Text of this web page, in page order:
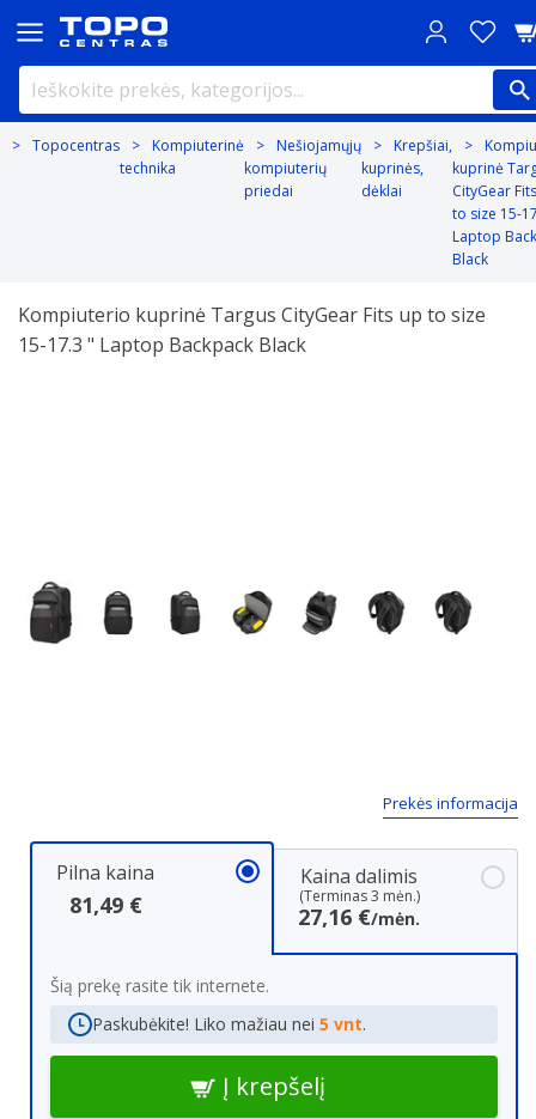
Topocentras
Kompiuterinė
technika
Nešiojamųjų
kompiuterių
priedai
Krepšiai,
kuprinės,
dėklai
kuprinė
CityGear
to size 15-
Laptop
Black
Kompiuterio kuprinė Targus CityGear Fits up to size
15-17.3 " Laptop Backpack Black
Prekės informacija
Pilna kaina
81,49 €
Kaina dalimis
(Terminas 3 mėn.)
27,16 €/mėn.
Šią prekę rasite tik internete.
Paskubėkite! Liko mažiau nei 5 vnt.
Į krepšelį